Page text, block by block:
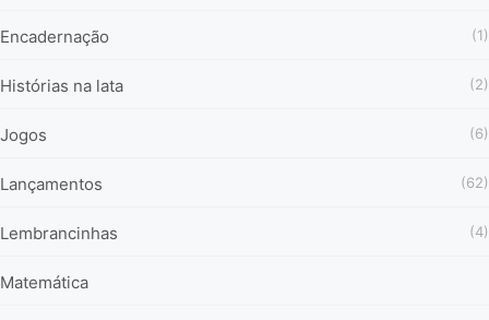
Encadernação (1)
Histórias na lata (2)
Jogos (6)
Lançamentos (62)
Lembrancinhas (4)
Matemática